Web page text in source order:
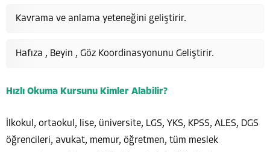
Kavrama ve anlama yeteneğini geliştirir.
Hafıza , Beyin , Göz Koordinasyonunu Geliştirir.
Hızlı Okuma Kursunu Kimler Alabilir?
İlkokul, ortaokul, lise, üniversite, LGS, YKS, KPSS, ALES, DGS
öğrencileri, avukat, memur, öğretmen, tüm meslek